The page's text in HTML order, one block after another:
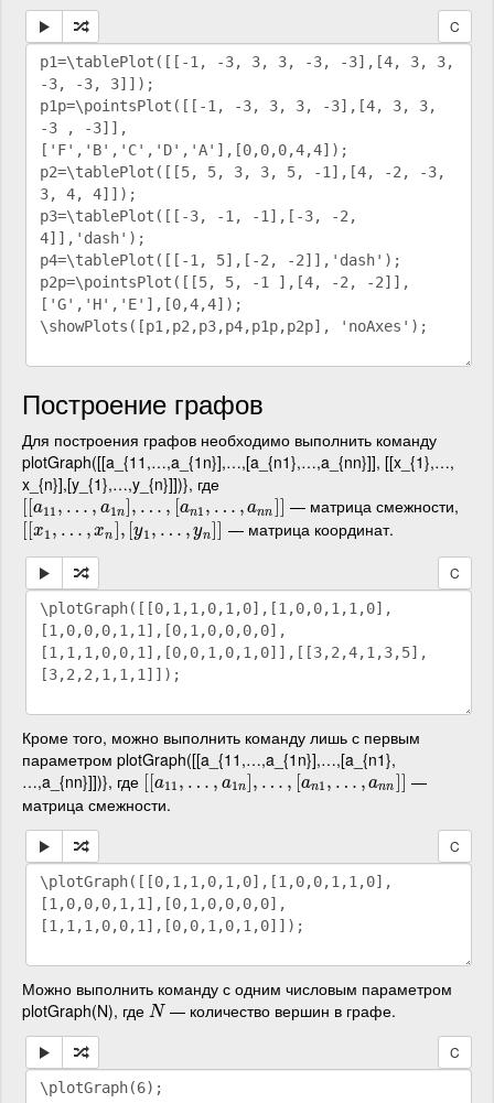
C
Построение графов
Для построения графов необходимо выполнить команду
plotGraph([[a_{11,…,a_{1n}],…,[a_{n1},…,a_{nn}]], [[x_{1},…,
x_{n}],[y_{1},…,y_{n}]])}, где
a11 , … , a1n , … , an1 , … , ann
a11 , …, a 1 n],… , a n1, …,an n ]
— матрица смежности,
x1 , … , xn , [y1 , … , yn
x1, … ,xn],[y1 ,…,y n ]] — матрица координат.
C
Кроме того, можно выполнить команду лишь с первым
параметром plotGraph([[a_{11,…,a_{1n}],…,[a_{n1},
…,a_{nn}]])}, где [[a11 , … , a1n], … , [an1 , … , ann]]
[[a11 , …, a 1 n],…, a n1, …,an n ]
—
матрица смежности.
C
Можно выполнить команду с одним числовым параметром
plotGraph(N), где N
N — количество вершин в графе.
C